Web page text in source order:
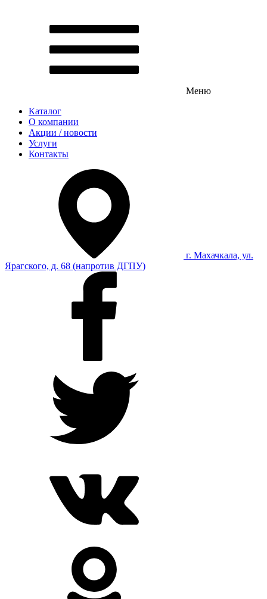
Меню
Каталог
О компании
Акции / новости
Услуги
Контакты
г. Махачкала, ул.
Ярагского, д. 68 (напротив ДГПУ)